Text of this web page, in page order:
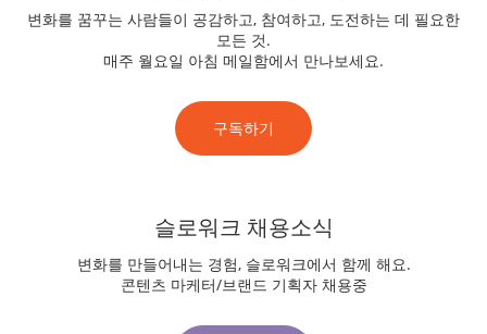
변화를 꿈꾸는 사람들이 공감하고, 참여하고, 도전하는 데 필요한
모든 것.
매주 월요일 아침 메일함에서 만나보세요.
구독하기
슬로워크 채용소식
변화를 만들어내는 경험, 슬로워크에서 함께 해요.
콘텐츠 마케터/브랜드 기획자 채용중